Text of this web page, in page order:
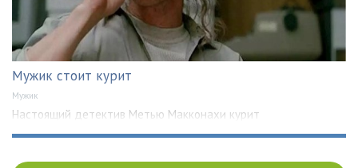
Мужик стоит курит
Мужик
Настоящий детектив Метью Макконахи курит